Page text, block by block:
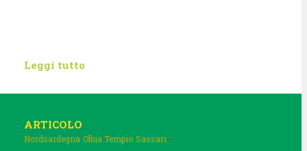
Leggi tutto
ARTICOLO
Nordsardegna Olbia Tempio Sassari